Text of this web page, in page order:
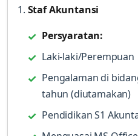
1. Staf Akuntansi
Persyaratan:
Laki-laki/Perempuan
Pengalaman di
tahun (diutamakan)
Pendidikan S1